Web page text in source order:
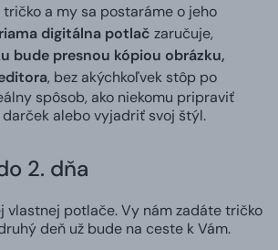
tričko a my sa postaráme o jeho
digitálna potlač zaručuje,
bude presnou kópiou obrázku,
, bez akýchkoľvek stôp po
spôsob, ako niekomu pripraviť
alebo vyjadriť svoj štýl.
2. dňa
vlastnej potlače. Vy nám zadáte tričko
deň už bude na ceste k Vám.